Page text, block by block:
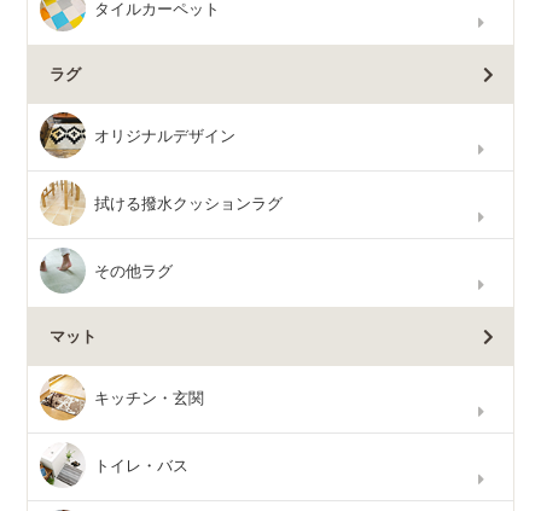
タイルカーペット
ラグ
オリジナルデザイン
拭ける撥水クッションラグ
その他ラグ
マット
キッチン・玄関
トイレ・バス